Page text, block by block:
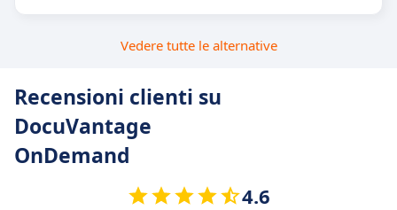
Vedere tutte le alternative
Recensioni clienti su
DocuVantage
OnDemand
4.6